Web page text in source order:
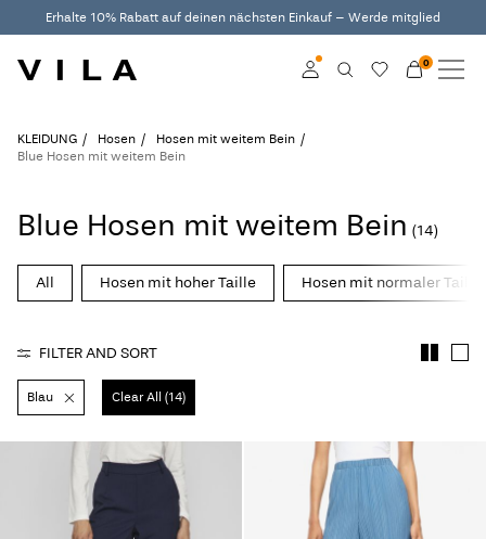
Erhalte 10% Rabatt auf deinen nächsten Einkauf – Werde mitglied
Log in
Learn more about VILA
0
NEUHEITEN
KLEIDUNG
SALE
VILA CLUB
ROUGE EDIT
Log
questions?
KLEIDUNG Hosen
Hosen mit weitem Bein
Blue Hosen mit weitem Bein
Blue Hosen mit weitem Bein (14)
All Hosen mit hoher Taille Hosen mit normaler Taille
FILTER AND SORT
Blau Clear All (14)